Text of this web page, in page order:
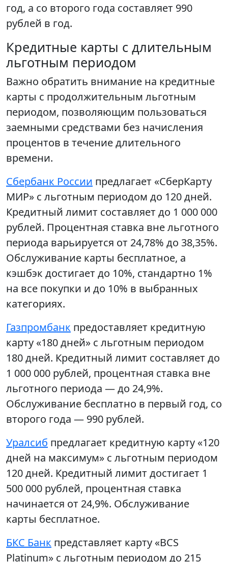
год, а со второго года составляет 990
рублей в год.
Кредитные карты с длительным
льготным периодом
Важно обратить внимание на кредитные
карты с продолжительным льготным
периодом, позволяющим пользоваться
заемными средствами без начисления
процентов в течение длительного
времени.
Сбербанк России предлагает «СберКарту
МИР» с льготным периодом до 120 дней.
Кредитный лимит составляет до 1 000 000
рублей. Процентная ставка вне льготного
периода варьируется от 24,78% до 38,35%.
Обслуживание карты бесплатное, а
кэшбэк достигает до 10%, стандартно 1%
на все покупки и до 10% в выбранных
категориях.
Газпромбанк предоставляет кредитную
карту «180 дней» с льготным периодом
180 дней. Кредитный лимит составляет до
1 000 000 рублей, процентная ставка вне
льготного периода — до 24,9%.
Обслуживание бесплатно в первый год, со
второго года — 990 рублей.
Уралсиб предлагает кредитную карту «120
дней на максимум» с льготным периодом
120 дней. Кредитный лимит достигает 1
500 000 рублей, процентная ставка
начинается от 24,9%. Обслуживание
карты бесплатное.
БКС Банк представляет карту «BCS
Platinum» с льготным периодом до 215